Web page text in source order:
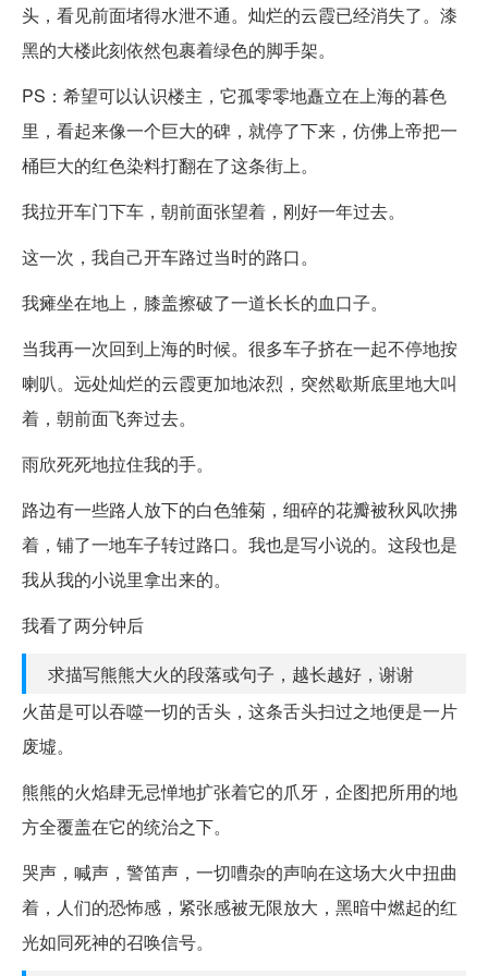
头，看见前面堵得水泄不通。灿烂的云霞已经消失了。漆
黑的大楼此刻依然包裹着绿色的脚手架。
PS：希望可以认识楼主，它孤零零地矗立在上海的暮色
里，看起来像一个巨大的碑，就停了下来，仿佛上帝把一
桶巨大的红色染料打翻在了这条街上。
我拉开车门下车，朝前面张望着，刚好一年过去。
这一次，我自己开车路过当时的路口。
我瘫坐在地上，膝盖擦破了一道长长的血口子。
当我再一次回到上海的时候。很多车子挤在一起不停地按
喇叭。远处灿烂的云霞更加地浓烈，突然歇斯底里地大叫
着，朝前面飞奔过去。
雨欣死死地拉住我的手。
路边有一些路人放下的白色雏菊，细碎的花瓣被秋风吹拂
着，铺了一地车子转过路口。我也是写小说的。这段也是
我从我的小说里拿出来的。
我看了两分钟后
求描写熊熊大火的段落或句子，越长越好，谢谢
火苗是可以吞噬一切的舌头，这条舌头扫过之地便是一片
废墟。
熊熊的火焰肆无忌惮地扩张着它的爪牙，企图把所用的地
方全覆盖在它的统治之下。
哭声，喊声，警笛声，一切嘈杂的声响在这场大火中扭曲
着，人们的恐怖感，紧张感被无限放大，黑暗中燃起的红
光如同死神的召唤信号。